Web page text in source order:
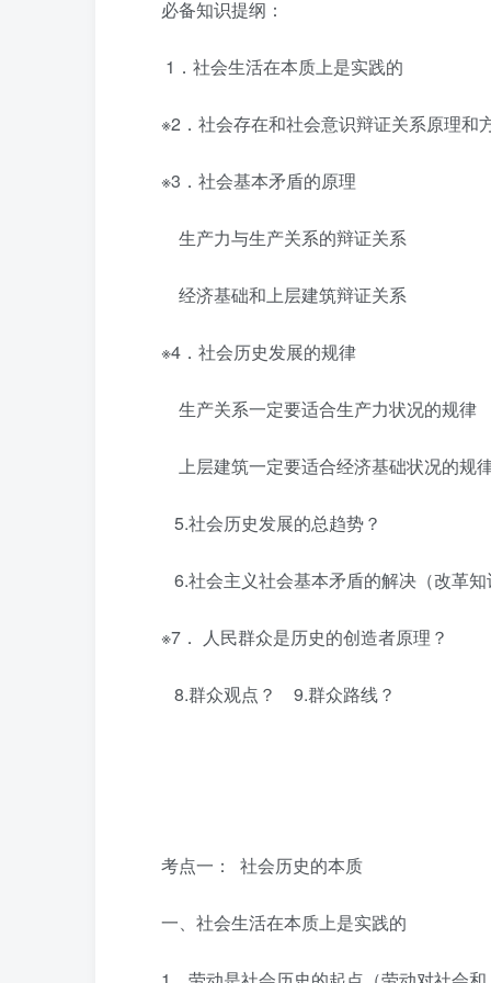
必备知识提纲：
1．社会生活在本质上是实践的
※2．社会存在和社会意识辩证关系原理和
※3．社会基本矛盾的原理
生产力与生产关系的辩证关系
经济基础和上层建筑辩证关系
※4．社会历史发展的规律
生产关系一定要适合生产力状况的规律
上层建筑一定要适合经济基础状况的规
5.社会历史发展的总趋势？
6.社会主义社会基本矛盾的解决（改革知
※7． 人民群众是历史的创造者原理？
8.群众观点？ 9.群众路线？
考点一： 社会历史的本质
一、社会生活在本质上是实践的